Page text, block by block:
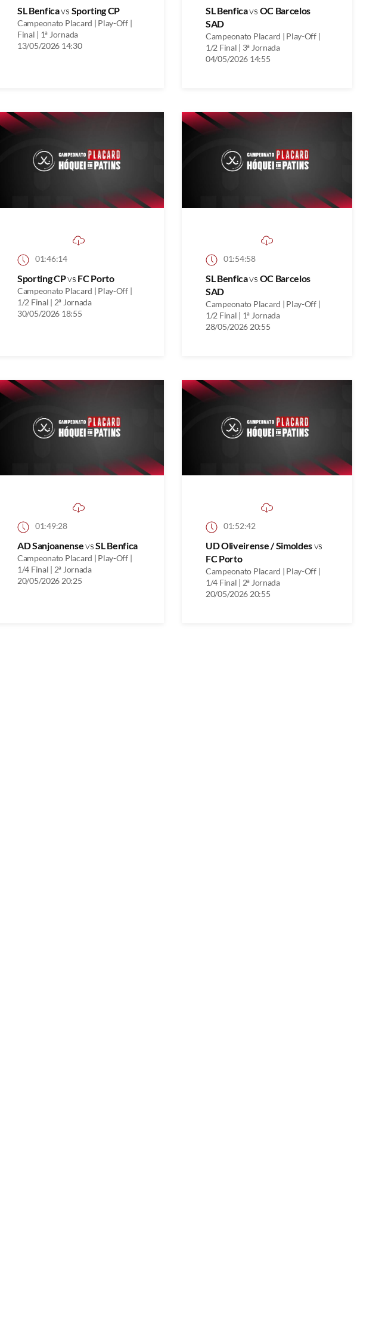
SL Benficavs Sporting CP
Campeonato Placard | Play-Off |
Final | 1ª Jornada
13/05/2026 14:30
SL Benficavs OC Barcelos
SAD
Campeonato Placard | Play-Off |
1/2 Final | 3ª Jornada
04/05/2026 14:55
01:46:14
Sporting CPvs FC Porto
Campeonato Placard | Play-Off |
1/2 Final | 2ª Jornada
30/05/2026 18:55
01:54:58
SL Benficavs OC Barcelos
SAD
Campeonato Placard | Play-Off |
1/2 Final | 1ª Jornada
28/05/2026 20:55
01:49:28
AD SanjoanensevsSL Benfica
Campeonato Placard | Play-Off |
1/4 Final | 2ª Jornada
20/05/2026 20:25
01:52:42
UD Oliveirense / Simoldesvs
FC Porto
Campeonato Placard | Play-Off |
1/4 Final | 2ª Jornada
20/05/2026 20:55